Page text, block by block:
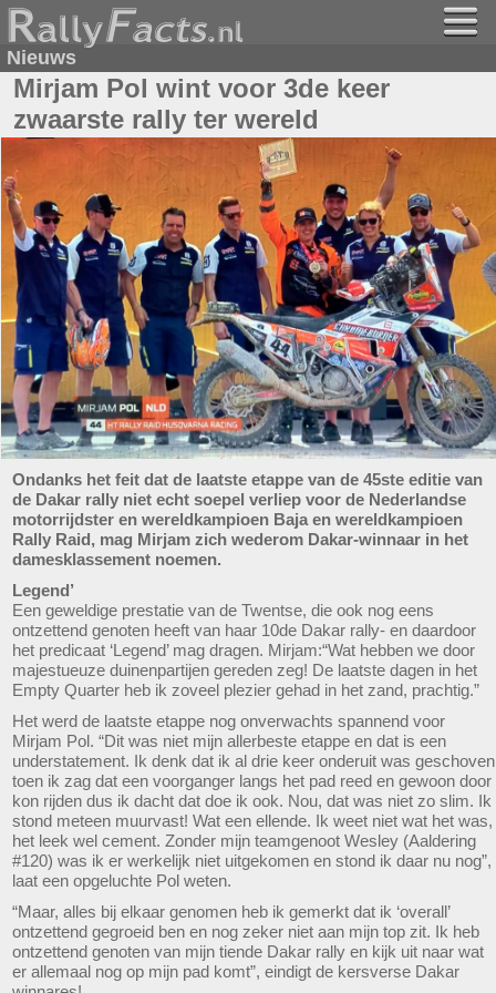
Nieuws
Mirjam Pol wint voor 3de keer
zwaarste rally ter wereld
Ondanks het feit dat de laatste etappe van de 45ste editie van
de Dakar rally niet echt soepel verliep voor de Nederlandse
motorrijdster en wereldkampioen Baja en wereldkampioen
Rally Raid, mag Mirjam zich wederom Dakar-winnaar in het
damesklassement noemen.
Legend’
Een geweldige prestatie van de Twentse, die ook nog eens
ontzettend genoten heeft van haar 10de Dakar rally- en daardoor
het predicaat ‘Legend’ mag dragen. Mirjam:“Wat hebben we door
majestueuze duinenpartijen gereden zeg! De laatste dagen in het
Empty Quarter heb ik zoveel plezier gehad in het zand, prachtig.”
Het werd de laatste etappe nog onverwachts spannend voor
Mirjam Pol. “Dit was niet mijn allerbeste etappe en dat is een
understatement. Ik denk dat ik al drie keer onderuit was geschoven
toen ik zag dat een voorganger langs het pad reed en gewoon door
kon rijden dus ik dacht dat doe ik ook. Nou, dat was niet zo slim. Ik
stond meteen muurvast! Wat een ellende. Ik weet niet wat het was,
het leek wel cement. Zonder mijn teamgenoot Wesley (Aaldering
#120) was ik er werkelijk niet uitgekomen en stond ik daar nu nog”,
laat een opgeluchte Pol weten.
“Maar, alles bij elkaar genomen heb ik gemerkt dat ik ‘overall’
ontzettend gegroeid ben en nog zeker niet aan mijn top zit. Ik heb
ontzettend genoten van mijn tiende Dakar rally en kijk uit naar wat
er allemaal nog op mijn pad komt”, eindigt de kersverse Dakar